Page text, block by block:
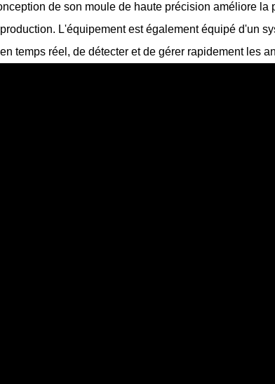
de son moule de haute précision améliore
L'équipement est également équipé d'un
temps réel, de détecter et de gérer rapidement les